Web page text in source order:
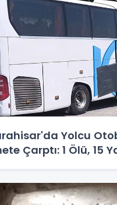
Yolcu
Çarptı: 1 Ölü, 15